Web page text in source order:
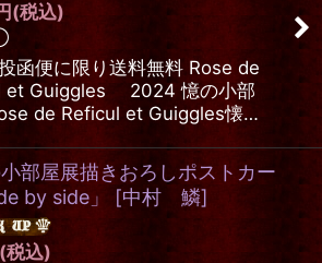
(税込)
函便に限り送料無料 Rose de
et Guiggles 2024 憶の小部
de Reficul et Guiggles懐…
部屋展描きおろしポストカー
by side」
[中村 鱗]
(税込)